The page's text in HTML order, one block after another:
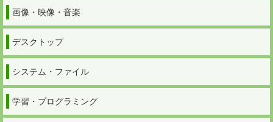
画像・映像・音楽
デスクトップ
システム・ファイル
学習・プログラミング